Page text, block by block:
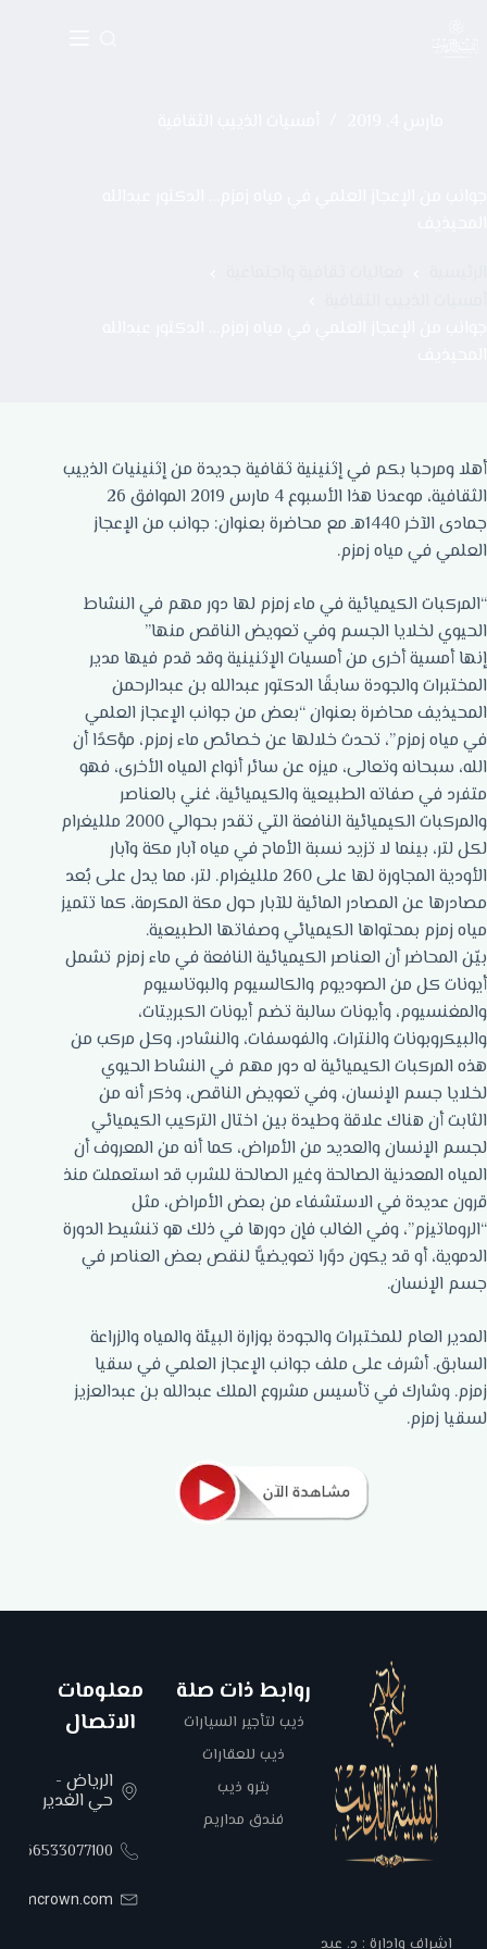
أهلا ومرحبا بكم في إثنينية ثقافية جديدة من إثنينيات الذييب
الثقافية، موعدنا هذا الأسبوع 4 مارس 2019 الموافق 26
جمادى الآخر 1440هـ مع محاضرة بعنوان: جوانب من الإعجاز
العلمي في مياه زمزم.
“المركبات الكيميائية في ماء زمزم لها دور مهم في النشاط
الحيوي لخلايا الجسم وفي تعويض الناقص منها”
إنها أمسية أخرى من أمسيات الإثنينية وقد قدم فيها مدير
المختبرات والجودة سابقًا الدكتور عبدالله بن عبدالرحمن
المحيذيف محاضرة بعنوان “بعض من جوانب الإعجاز العلمي
في مياه زمزم”، تحدث خلالها عن خصائص ماء زمزم، مؤكدًا أن
الله، سبحانه وتعالى، ميزه عن سائر أنواع المياه الأخرى، فهو
متفرد في صفاته الطبيعية والكيميائية، غني بالعناصر
والمركبات الكيميائية النافعة التي تقدر بحوالي 2000 ملليغرام
لكل لتر، بينما لا تزيد نسبة الأماح في مياه آبار مكة وآبار
الأودية المجاورة لها على 260 ملليغرام. لتر، مما يدل على بُعد
مصادرها عن المصادر المائية للآبار حول مكة المكرمة، كما تتميز
مياه زمزم بمحتواها الكيميائي وصفاتها الطبيعية.
بيّن المحاضر أن العناصر الكيميائية النافعة في ماء زمزم تشمل
أيونات كل من الصوديوم والكالسيوم والبوتاسيوم
والمغنسيوم، وأيونات سالبة تضم أيونات الكبريتات،
والبيكروبونات والنترات، والفوسفات، والنشادر، وكل مركب من
هذه المركبات الكيميائية له دور مهم في النشاط الحيوي
لخلايا جسم الإنسان، وفي تعويض الناقص، وذكر أنه من
الثابت أن هناك علاقة وطيدة بين اختال التركيب الكيميائي
لجسم الإنسان والعديد من الأمراض، كما أنه من المعروف أن
المياه المعدنية الصالحة وغير الصالحة للشرب قد استعملت منذ
قرون عديدة في الاستشفاء من بعض الأمراض، مثل
“الروماتيزم”، وفي الغالب فإن دورها في ذلك هو تنشيط الدورة
الدموية، أو قد يكون دوًرا تعويضيًّا لنقص بعض العناصر في
جسم الإنسان.
المدير العام للمختبرات والجودة بوزارة البيئة والمياه والزراعة
السابق. أشرف على ملف جوانب الإعجاز العلمي في سقيا
زمزم. وشارك في تأسيس مشروع الملك عبدالله بن عبدالعزيز
لسقيا زمزم.
روابط ذات صلة
ذيب لتأجير السيارات
ذيب للعقارات
بترو ذيب
فندق مداريم
معلومات
الاتصال
الرياض -
حي الغدير